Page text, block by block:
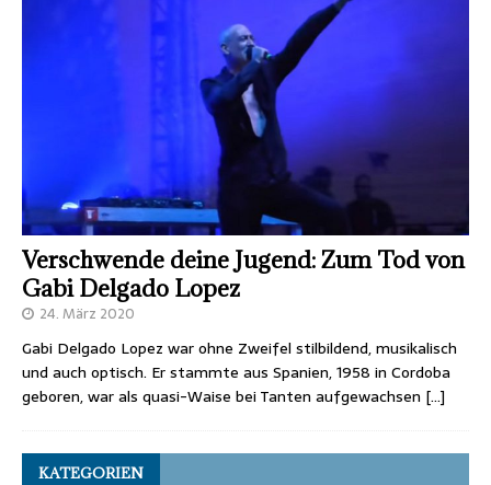
Verschwende deine Jugend: Zum Tod von
Gabi Delgado Lopez
24. März 2020
Gabi Delgado Lopez war ohne Zweifel stilbildend, musikalisch
und auch optisch. Er stammte aus Spanien, 1958 in Cordoba
geboren, war als quasi-Waise bei Tanten aufgewachsen […]
KATEGORIEN